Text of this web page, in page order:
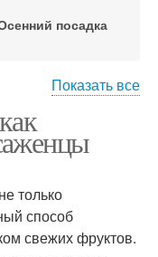
посадка
перед посадкой
перед посадкой
Показать все
только
способ
свежих фруктов.